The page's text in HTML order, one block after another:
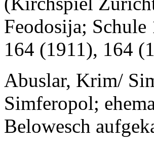
Feodosija;
164 (1911), 164
Abuslar, Krim/
Simferopol;
Belowesch